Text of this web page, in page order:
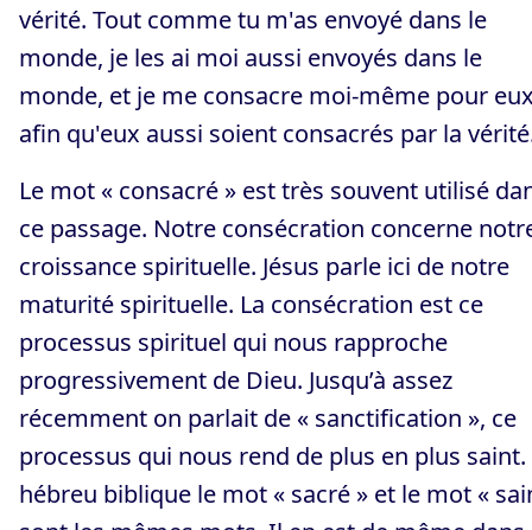
vérité. Tout comme tu m'as envoyé dans le
monde, je les ai moi aussi envoyés dans le
monde, et je me consacre moi-même pour
afin qu'eux aussi soient consacrés par la
Le mot « consacré » est très souvent utilisé
ce passage. Notre consécration concerne
croissance spirituelle. Jésus parle ici de notre
maturité spirituelle. La consécration est ce
processus spirituel qui nous rapproche
progressivement de Dieu. Jusqu’à assez
récemment on parlait de « sanctification », ce
processus qui nous rend de plus en plus saint.
hébreu biblique le mot « sacré » et le mot «